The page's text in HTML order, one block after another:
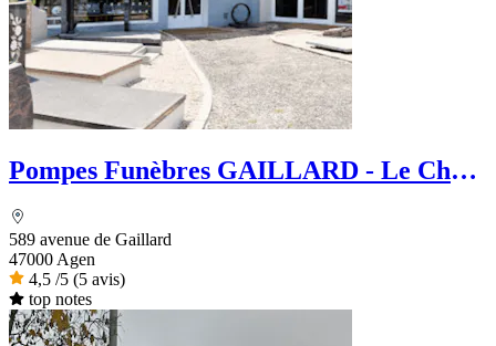
Pompes Funèbres GAILLARD - Le Choix
589 avenue de Gaillard
47000 Agen
4,5 /5 (5 avis)
top notes